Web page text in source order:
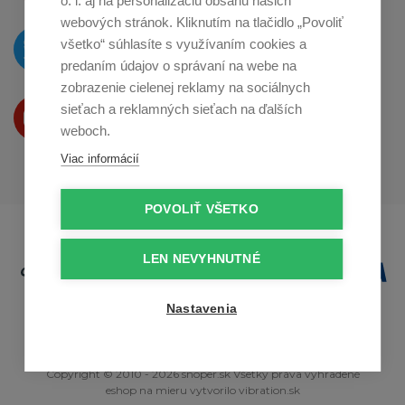
O novinkách píšeme
na Twitteri
Produkty Vám predstavujeme
naYoutube
Copyright © 2010 - 2026 snoper.sk Všetky práva vyhradené
eshop na mieru vytvorilo vibration.sk
webových stránok. Kliknutím na tlačidlo „Povoliť
všetko“ súhlasíte s využívaním cookies a
predaním údajov o správaní na webe na
zobrazenie cielenej reklamy na sociálnych
sieťach a reklamných sieťach na ďalších
weboch.
Viac informácií
POVOLIŤ VŠETKO
LEN NEVYHNUTNÉ
Nastavenia